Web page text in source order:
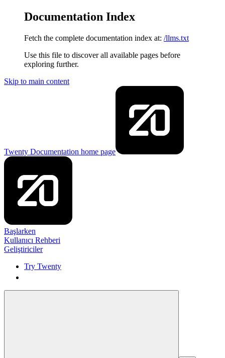
Documentation Index
Fetch the complete documentation index at: /llms.txt
Use this file to discover all available pages before
exploring further.
Skip to main content
Twenty Documentation home page
Başlarken
Kullanıcı Rehberi
Geliştiriciler
Try Twenty